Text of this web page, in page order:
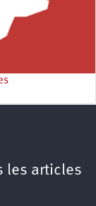
les articles